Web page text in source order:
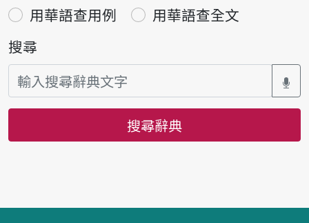
用華語查用例
用華語查全文
搜尋
搜尋辭典